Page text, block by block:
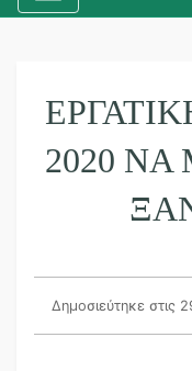
2020
Δημοσιεύτηκε στις